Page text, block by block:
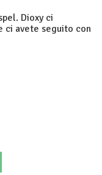
Dioxy ci
ci avete seguito con